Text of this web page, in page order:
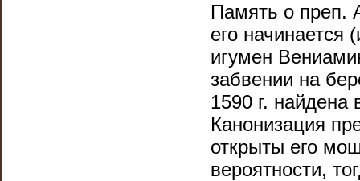
Память о преп.
его начинается
игумен
забвении на
1590 г. найдена
Канонизация
открыты его
вероятности,